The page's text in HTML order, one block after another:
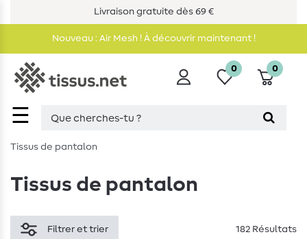
Livraison gratuite dès 69 €
Nouveau : Air Mesh ! À découvrir maintenant !
☰
0 0
Tissus de pantalon
Tissus de pantalon
Filtrer et trier 182 Résultats